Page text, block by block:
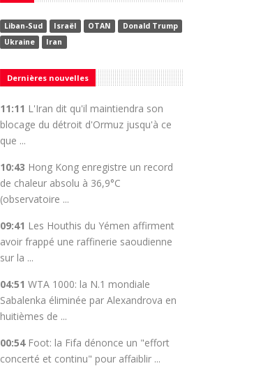
Liban-Sud Israël OTAN
Donald Trump
Ukraine
Iran
Dernières nouvelles
11:11 L'Iran dit qu'il maintiendra son
blocage du détroit d'Ormuz jusqu'à ce
que ...
10:43 Hong Kong enregistre un record
de chaleur absolu à 36,9°C
(observatoire ...
09:41 Les Houthis du Yémen affirment
avoir frappé une raffinerie saoudienne
sur la ...
04:51 WTA 1000: la N.1 mondiale
Sabalenka éliminée par Alexandrova en
huitièmes de ...
00:54 Foot: la Fifa dénonce un "effort
concerté et continu" pour affaiblir ...